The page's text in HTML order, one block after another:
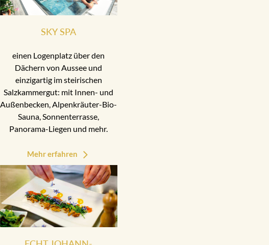
SKY SPA
einen Logenplatz über den
Dächern von Aussee und
einzigartig im steirischen
Salzkammergut: mit Innen- und
Außenbecken, Alpenkräuter-Bio-
Sauna, Sonnenterrasse,
Panorama-Liegen und mehr.
Mehr erfahren